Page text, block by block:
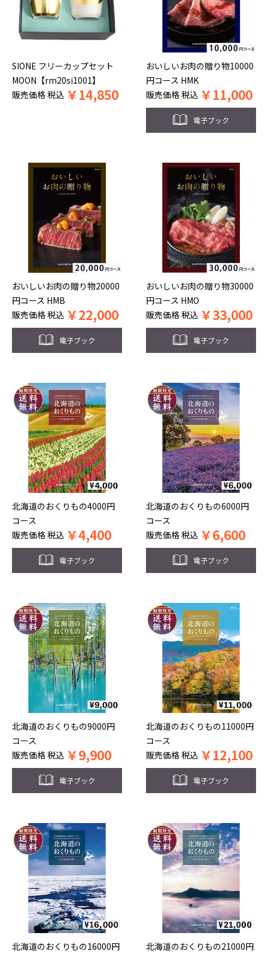
SIONE フリーカップセット
MOON【rm20si1001】
販売価格税込 ￥14,850
おいしいお肉の贈り物10000
円コース HMK
販売価格税込 ￥11,000
電子ブック
おいしいお肉の贈り物20000
円コース HMB
販売価格税込 ￥22,000
電子ブック
おいしいお肉の贈り物30000
円コース HMO
販売価格税込 ￥33,000
電子ブック
北海道のおくりもの4000円
コース
販売価格税込 ￥4,400
電子ブック
北海道のおくりもの6000円
コース
販売価格税込 ￥6,600
電子ブック
北海道のおくりもの9000円
コース
販売価格税込 ￥9,900
電子ブック
北海道のおくりもの11000円
コース
販売価格税込 ￥12,100
電子ブック
北海道のおくりもの16000円
北海道のおくりもの21000円